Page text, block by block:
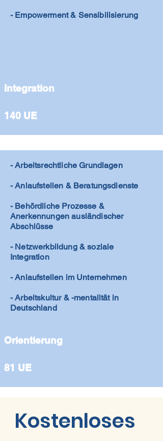
- Empowerment & Sensibilisierung
Integration
140 UE
- Arbeitsrechtliche Grundlagen
- Anlaufstellen & Beratungsdienste
- Behördliche Prozesse &
Anerkennungen ausländischer
Abschlüsse
- Netzwerkbildung & soziale
Integration
- Anlaufstellen im Unternehmen
- Arbeitskultur & -mentalität in
Deutschland
Orientierung
81 UE
Kostenloses